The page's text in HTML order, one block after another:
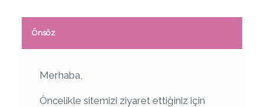
Önsöz
Merhaba,
Öncelikle sitemizi ziyaret ettiğiniz için